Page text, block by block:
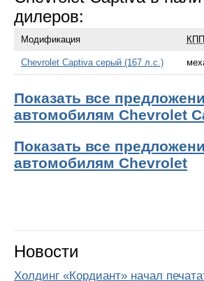
дилеров:
Модификация КПП
Chevrolet Captiva серый (167 л.с.)
Показать все
автомобилям Chevrolet
Показать все
автомобилям Chevrolet
Новости
Холдинг «Кордиант» начал